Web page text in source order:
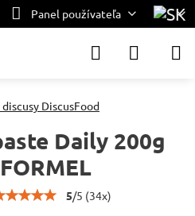
Panel používateľa
DiscusFood
Daily 200g
5/5 (34x)